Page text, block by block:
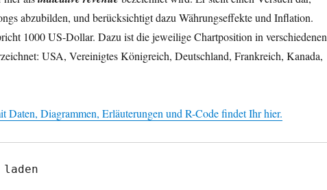
abzubilden, und berücksichtigt dazu Währungseffekte und Inflation.
1000 US-Dollar. Dazu ist die jeweilige Chartposition in verschiedenen
USA, Vereinigtes Königreich, Deutschland, Frankreich, Kanada,
Daten, Diagrammen, Erläuterungen und R-Code findet Ihr hier.